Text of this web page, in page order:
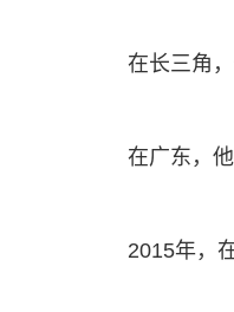
在长三角
在广东，
2015年，